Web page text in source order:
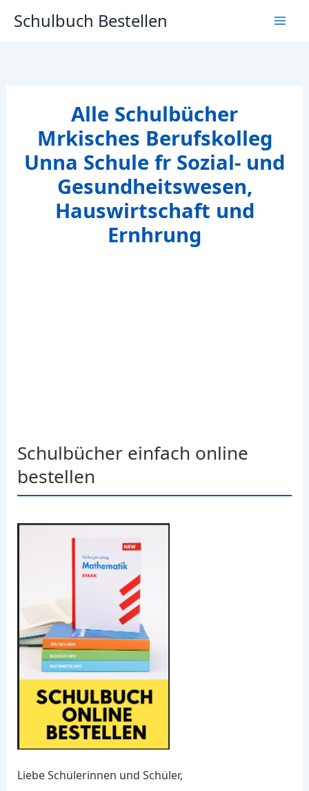
InhaltSchulbuch Bestellen
Alle Schulbücher
Mrkisches Berufskolleg
Unna Schule fr Sozial- und
Gesundheitswesen,
Hauswirtschaft und
Ernhrung
Schulbücher einfach online
bestellen
Liebe Schülerinnen und Schüler,